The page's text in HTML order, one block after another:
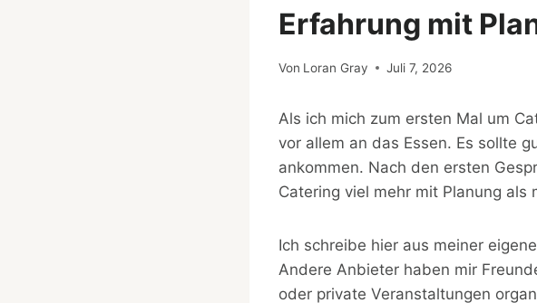
Erfahrung mit
Von Loran Gray Juli 7, 2026
Als ich mich zum ersten Mal um
vor allem an das Essen. Es sollte
ankommen. Nach den ersten
Catering viel mehr mit Planung
Ich schreibe hier aus meiner
Andere Anbieter haben mir
oder private Veranstaltungen